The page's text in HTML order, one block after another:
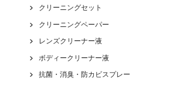
クリーニングセット
クリーニングペーパー
レンズクリーナー液
ボディークリーナー液
抗菌・消臭・防カビスプレー